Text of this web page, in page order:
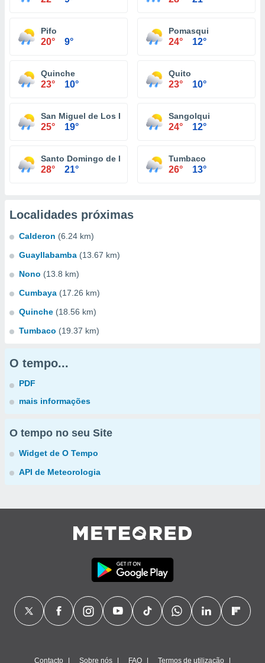
Pifo
20° 9°
Pomasqui
24° 12°
Quinche
23° 10°
Quito
23° 10°
San Miguel de Los Bancos
25° 19°
Sangolqui
24° 12°
Santo Domingo de Los Colorados
28° 21°
Tumbaco
26° 13°
Localidades próximas
Calderon (6.24 km)
Guayllabamba (13.67 km)
Nono (13.8 km)
Cumbaya (17.26 km)
Quinche (18.56 km)
Tumbaco (19.37 km)
O tempo...
PDF
mais informações
O tempo no seu Site
Widget de O Tempo
API de Meteorologia
Contacto Sobre nós FAQ Termos de utilização